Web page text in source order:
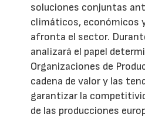
soluciones conjuntas
climáticos, económicos
afronta el sector.
analizará el papel
Organizaciones de
cadena de valor y las
garantizar la
de las producciones